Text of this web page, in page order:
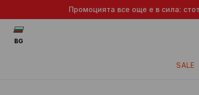
Промоцията все още е в сила:
SALE
BG